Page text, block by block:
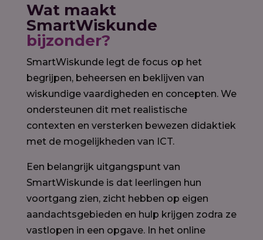
Wat maakt
SmartWiskunde
bijzonder?
SmartWiskunde legt de focus op het
begrijpen, beheersen en beklijven van
wiskundige vaardigheden en concepten. We
ondersteunen dit met realistische
contexten en versterken bewezen didaktiek
met de mogelijkheden van ICT.
Een belangrijk uitgangspunt van
SmartWiskunde is dat leerlingen hun
voortgang zien, zicht hebben op eigen
aandachtsgebieden en hulp krijgen zodra ze
vastlopen in een opgave. In het online